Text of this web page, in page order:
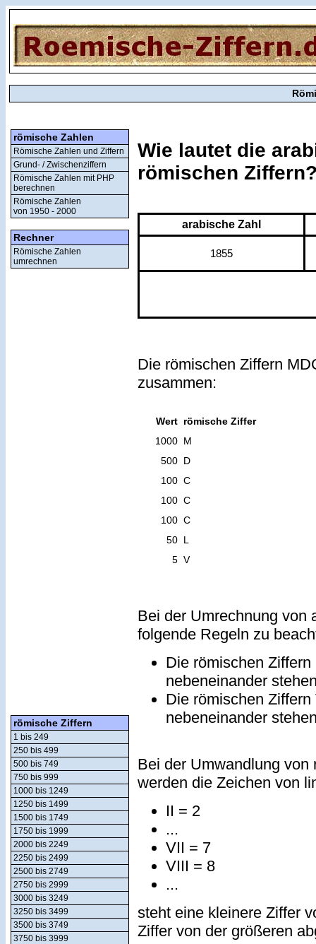
römische Zahlen
Römische Zahlen und Ziffern
Grund- / Zwischenziffern
Römische Zahlen mit PHP
berechnen
Römische Zahlen
von 1950 - 2000
Rechner
Römische Zahlen
umrechnen
römische Ziffern
1 bis 249
250 bis 499
500 bis 749
750 bis 999
1000 bis 1249
1250 bis 1499
1500 bis 1749
1750 bis 1999
2000 bis 2249
2250 bis 2499
2500 bis 2749
2750 bis 2999
3000 bis 3249
3250 bis 3499
3500 bis 3749
3750 bis 3999
Wie lautet die
römischen
arabische Zahl
1855
Die römischen Ziffern
zusammen:
Wert römische Ziffer
1000 M
500 D
100 C
100 C
100 C
50 L
5 V
Bei der Umrechnung von
folgende Regeln zu
Die römischen
nebeneinander
Die römischen
nebeneinander
Bei der Umwandlung von
werden die Zeichen von
II = 2
...
VII = 7
VIII = 8
...
steht eine kleinere Ziffer
Ziffer von der größeren